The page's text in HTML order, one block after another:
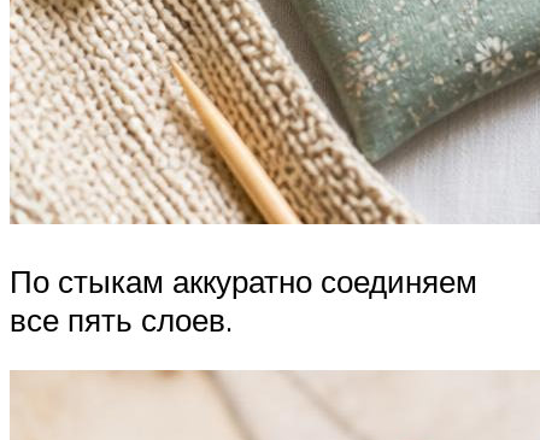
По стыкам аккуратно соединяем
все пять слоев.